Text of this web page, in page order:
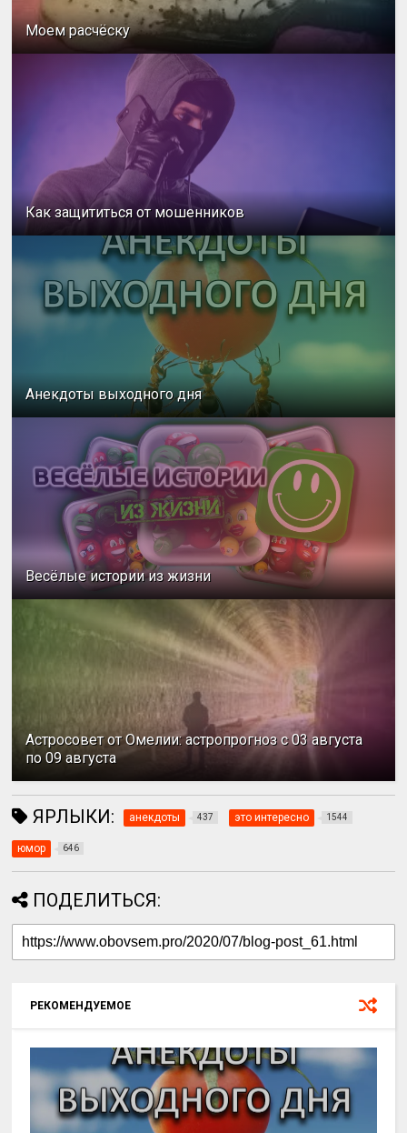
Моем расчёску
Как защититься от мошенников
Анекдоты выходного дня
Весёлые истории из жизни
Астросовет от Омелии: астропрогноз с 03 августа
по 09 августа
ЯРЛЫКИ: анекдоты 437 это интересно 1544
юмор 646
ПОДЕЛИТЬСЯ:
РЕКОМЕНДУЕМОЕ